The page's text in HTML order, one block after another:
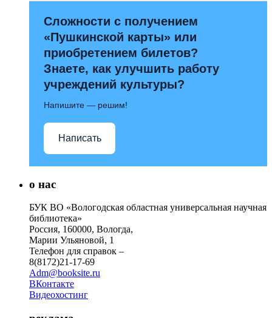
Сложности с получением
«Пушкинской карты» или
приобретением билетов?
Знаете, как улучшить работу
учреждений культуры?
Напишите — решим!
Написать
о нас
БУК ВО «Вологодская областная универсальная научная
библиотека»
Россия, 160000, Вологда,
Марии Ульяновой, 1
Телефон для справок –
8(8172)21-17-69
Adm@booksite.ru
ВКонтакте
Видеохостинг